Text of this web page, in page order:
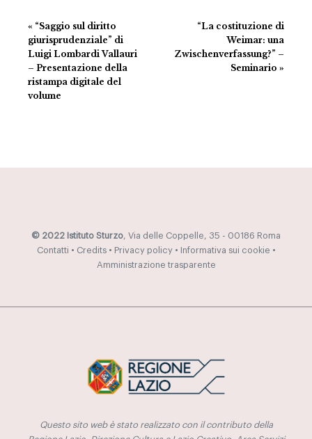
Evento
Navigazione
« “Saggio sul diritto
giurisprudenziale” di
Luigi Lombardi Vallauri
– Presentazione della
ristampa digitale del
volume
“La costituzione di
Weimar: una
Zwischenverfassung?” –
Seminario »
© 2022 Istituto Sturzo, Via delle Coppelle, 35 - 00186 Roma
Contatti • Credits• Privacy policy• Informativa sui cookie •
Amministrazione trasparente
Questo sito web è stato realizzato con il contributo della